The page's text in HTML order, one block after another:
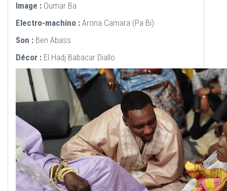
Image : Oumar Ba
Electro-machino : Arona Camara (Pa Bi)
Son : Ben Abass
Décor : El Hadj Babacar Diallo